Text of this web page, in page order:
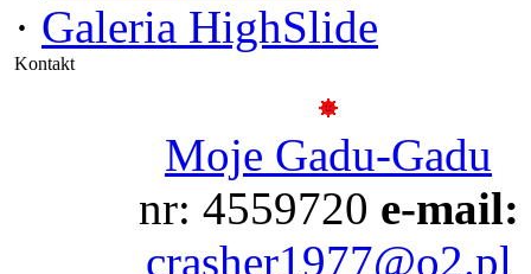
· Galeria HighSlide
Kontakt
Moje Gadu-Gadu
nr: 4559720 e-mail:
crasher1977@o2.pl